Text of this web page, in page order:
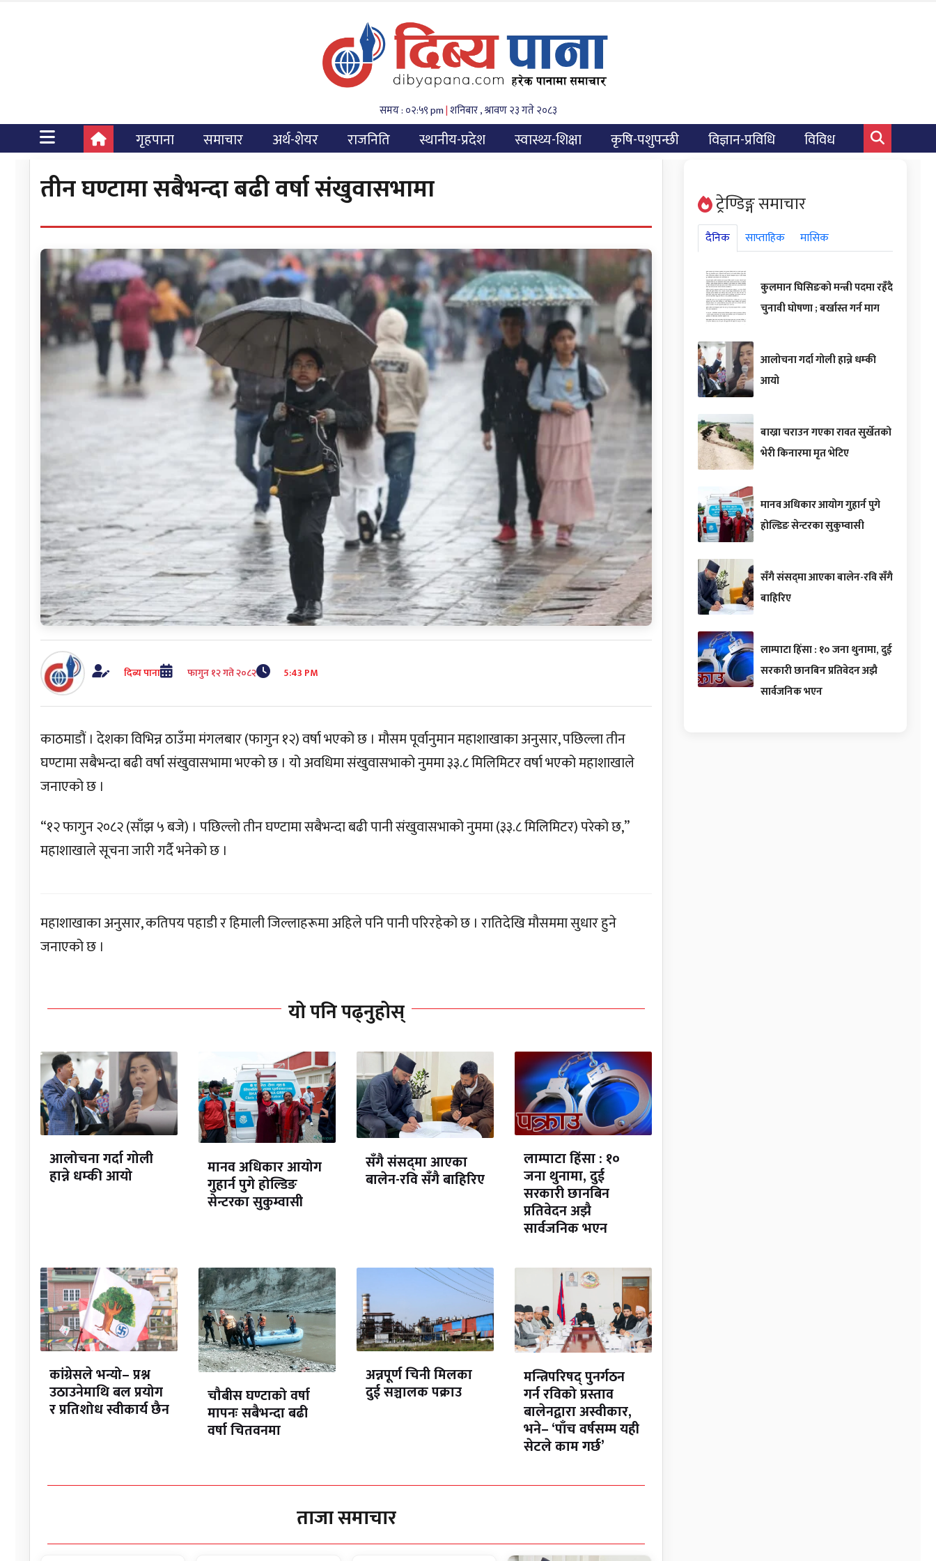
समय : ०२:५९ pm|शनिबार , श्रावण २३ गते २०८३
गृहपाना समाचार अर्थ-शेयर राजनिति स्थानीय-प्रदेश स्वास्थ्य-शिक्षा कृषि-पशुपन्छी विज्ञान-प्रविधि विविध
तीन घण्टामा सबैभन्दा बढी वर्षा संखुवासभामा
दिब्य पाना फागुन १२ गते २०८२ 5:43 PM
काठमाडौं । देशका विभिन्न ठाउँमा मंगलबार (फागुन १२) वर्षा भएको छ । मौसम पूर्वानुमान महाशाखाका अनुसार, पछिल्ला तीन
घण्टामा सबैभन्दा बढी वर्षा संखुवासभामा भएको छ । यो अवधिमा संखुवासभाको नुममा ३३.८ मिलिमिटर वर्षा भएको महाशाखाले
जनाएको छ ।
“१२ फागुन २०८२ (साँझ ५ बजे) । पछिल्लो तीन घण्टामा सबैभन्दा बढी पानी संखुवासभाको नुममा (३३.८ मिलिमिटर) परेको छ,”
महाशाखाले सूचना जारी गर्दै भनेको छ ।
महाशाखाका अनुसार, कतिपय पहाडी र हिमाली जिल्लाहरूमा अहिले पनि पानी परिरहेको छ । रातिदेखि मौसममा सुधार हुने
जनाएको छ ।
यो पनि पढ्नुहोस्
आलोचना गर्दा गोली
हान्ने धम्की आयो मानव अधिकार आयोग
गुहार्न पुगे होल्डिङ
सेन्टरका सुकुम्वासी
सँगै संसद्‌मा आएका
बालेन-रवि सँगै बाहिरिए
लाम्पाटा हिंसा : १०
जना थुनामा, दुई
सरकारी छानबिन
प्रतिवेदन अझै
सार्वजनिक भएन
कांग्रेसले भन्यो– प्रश्न
उठाउनेमाथि बल प्रयोग
र प्रतिशोध स्वीकार्य छैन
चौबीस घण्टाको वर्षा
मापनः सबैभन्दा बढी
वर्षा चितवनमा
अन्नपूर्ण चिनी मिलका
दुई सञ्चालक पक्राउ
मन्त्रिपरिषद् पुनर्गठन
गर्न रविको प्रस्ताव
बालेनद्वारा अस्वीकार,
भने– ‘पाँच वर्षसम्म यही
सेटले काम गर्छ’
ताजा समाचार
ट्रेण्डिङ्ग समाचार
दैनिक साप्ताहिक मासिक
कुलमान घिसिङको मन्त्री पदमा रहँदै
चुनावी घोषणा ; बर्खास्त गर्न माग
आलोचना गर्दा गोली हान्ने धम्की
आयो
बाख्रा चराउन गएका रावत सुर्खेतको
भेरी किनारमा मृत भेटिए
मानव अधिकार आयोग गुहार्न पुगे
होल्डिङ सेन्टरका सुकुम्वासी
सँगै संसद्‌मा आएका बालेन-रवि सँगै
बाहिरिए
लाम्पाटा हिंसा : १० जना थुनामा, दुई
सरकारी छानबिन प्रतिवेदन अझै
सार्वजनिक भएन